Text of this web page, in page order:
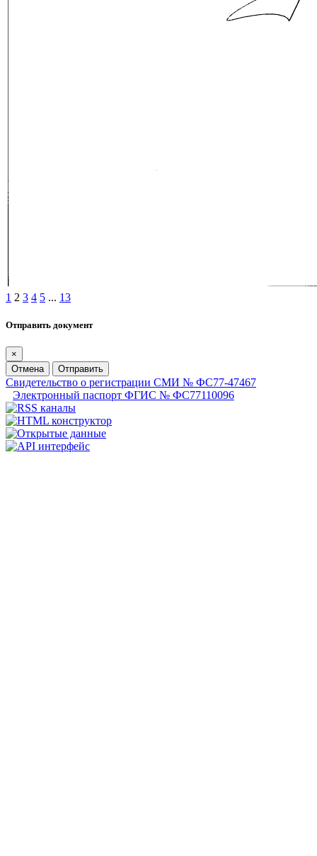
1 2 3 4 5 ... 13
Отправить документ
×
Отмена
Отправить
Свидетельство о регистрации СМИ № ФС77-47467
Электронный паспорт ФГИС № ФС77110096